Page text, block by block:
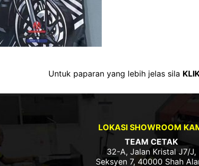
Untuk paparan yang lebih jelas sila
LOKASI SHOWROOM
TEAM CETAK
32-A, Jalan Kristal J7/J,
Seksyen 7, 40000 Shah